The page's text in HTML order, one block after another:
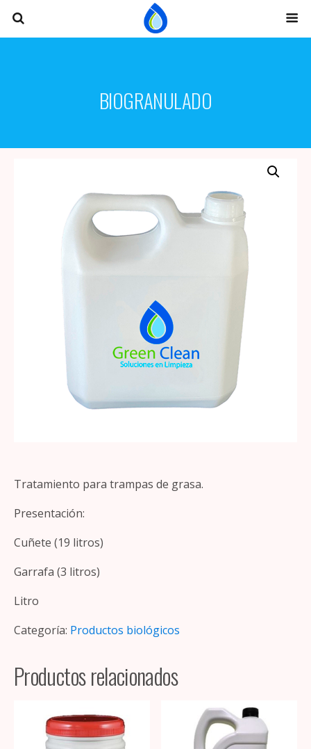
BIOGRANULADO
Tratamiento para trampas de grasa.
Presentación:
Cuñete (19 litros)
Garrafa (3 litros)
Litro
Categoría: Productos biológicos
Productos relacionados